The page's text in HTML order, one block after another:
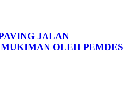
JALAN
OLEH PEMDES